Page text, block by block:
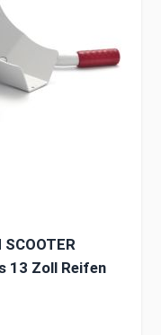
13 Zoll Reifen